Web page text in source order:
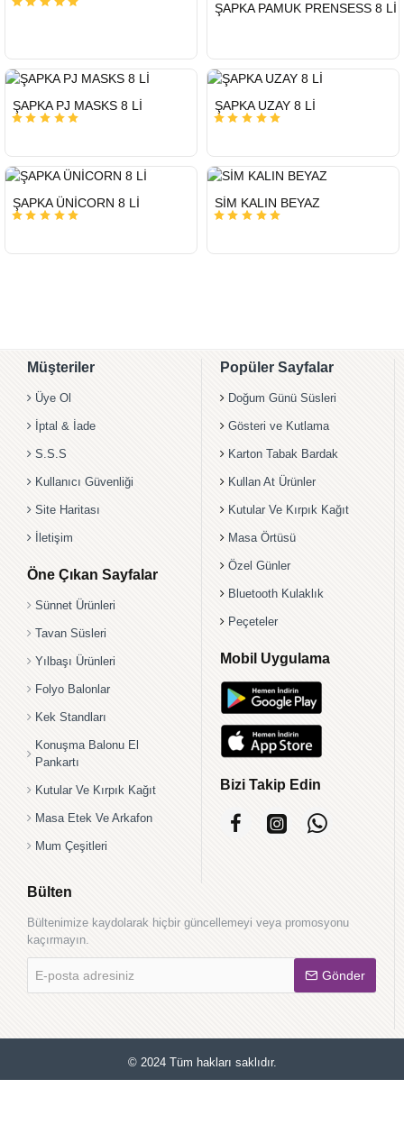
GÖNDERİ
ŞAPKA PAMUK PRENSESS 8 Lİ
GÖNDERİ
ŞAPKA PJ MASKS 8 Lİ
GÖNDERİ
ŞAPKA UZAY 8 Lİ
GÖNDERİ
ŞAPKA ÜNİCORN 8 Lİ
GÖNDERİ
SİM KALIN BEYAZ
Müşteriler
Üye Ol
İptal & İade
S.S.S
Kullanıcı Güvenliği
Site Haritası
İletişim
Öne Çıkan Sayfalar
Sünnet Ürünleri
Tavan Süsleri
Yılbaşı Ürünleri
Folyo Balonlar
Kek Standları
Konuşma Balonu El
Pankartı
Kutular Ve Kırpık Kağıt
Masa Etek Ve Arkafon
Mum Çeşitleri
Popüler Sayfalar
Doğum Günü Süsleri
Gösteri ve Kutlama
Karton Tabak Bardak
Kullan At Ürünler
Kutular Ve Kırpık Kağıt
Masa Örtüsü
Özel Günler
Bluetooth Kulaklık
Peçeteler
Mobil Uygulama
Bizi Takip Edin
Bülten
Bültenimize kaydolarak hiçbir güncellemeyi veya promosyonu
kaçırmayın.
posta
adresiniz
Gönder
© 2024 Tüm hakları saklıdır.